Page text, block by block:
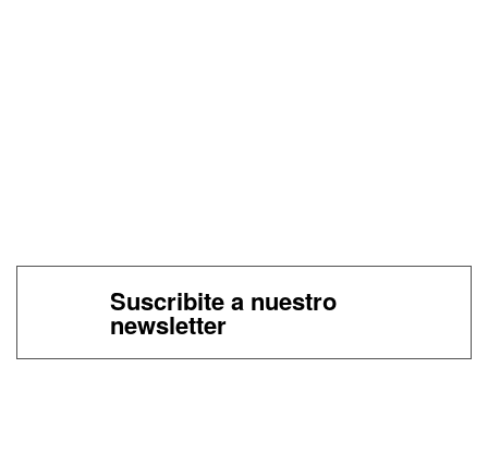
Suscribite a nuestro
newsletter